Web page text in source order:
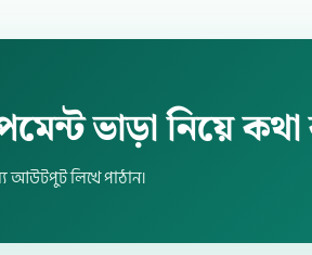
ভাড়া নিয়ে
আউটপুট লিখে পাঠান।